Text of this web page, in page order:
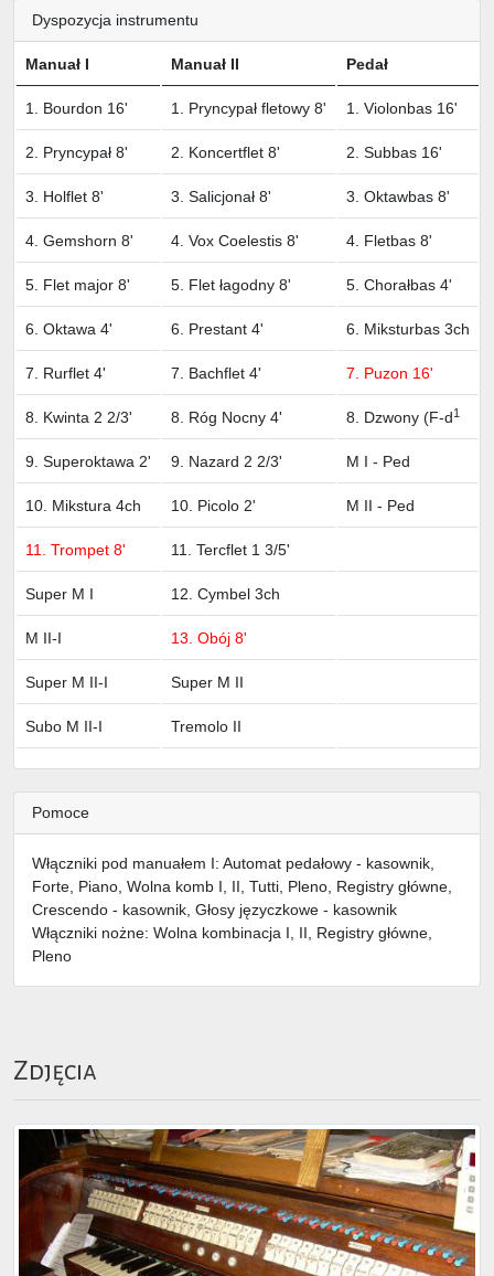
Dyspozycja instrumentu
Manuał I Manuał II Pedał
1. Bourdon 16' 1. Pryncypał fletowy 8' 1. Violonbas 16'
2. Pryncypał 8' 2. Koncertflet 8' 2. Subbas 16'
3. Holflet 8' 3. Salicjonał 8' 3. Oktawbas 8'
4. Gemshorn 8' 4. Vox Coelestis 8' 4. Fletbas 8'
5. Flet major 8' 5. Flet łagodny 8' 5. Chorałbas 4'
6. Oktawa 4' 6. Prestant 4' 6. Miksturbas 3ch
7. Rurflet 4' 7. Bachflet 4' 7. Puzon 16'
8. Kwinta 2 2/3' 8. Róg Nocny 4' 8. Dzwony (F-d1
9. Superoktawa 2' 9. Nazard 2 2/3' M I - Ped
10. Mikstura 4ch 10. Picolo 2' M II - Ped
11. Trompet 8' 11. Tercflet 1 3/5'
Super M I 12. Cymbel 3ch
M II-I 13. Obój 8'
Super M II-I Super M II
Subo M II-I Tremolo II
Pomoce
Włączniki pod manuałem I: Automat pedałowy - kasownik,
Forte, Piano, Wolna komb I, II, Tutti, Pleno, Registry główne,
Crescendo - kasownik, Głosy języczkowe - kasownik
Włączniki nożne: Wolna kombinacja I, II, Registry główne,
Pleno
Zdjęcia